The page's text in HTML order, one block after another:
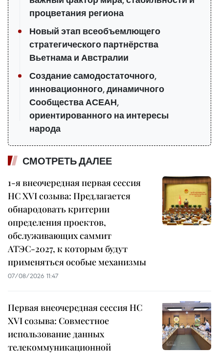
процветания региона
Новый этап всеобъемлющего
стратегического партнёрства
Вьетнама и Австралии
Создание самодостаточного,
инновационного, динамичного
Сообщества АСЕАН,
ориентированного на интересы
народа
СМОТРЕТЬ ДАЛЕЕ
1-я внеочередная первая сессия
НС XVI созыва: Предлагается
обнародовать критерии
определения проектов,
обслуживающих саммит
АТЭС-2027, к которым будут
применяться особые механизмы
07/08/2026 11:47
Первая внеочередная сессия НС
XVI созыва: Совместное
использование данных
телекоммуникационной